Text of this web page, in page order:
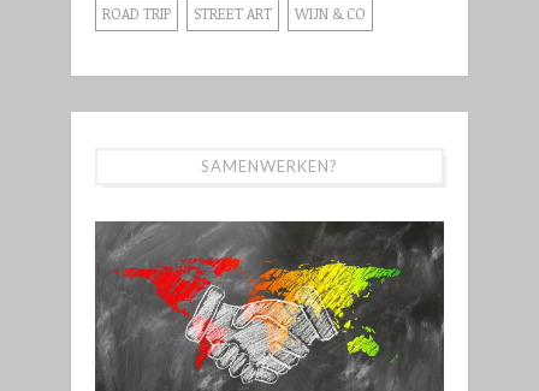
ROAD TRIP STREET ART WIJN & CO
SAMENWERKEN?